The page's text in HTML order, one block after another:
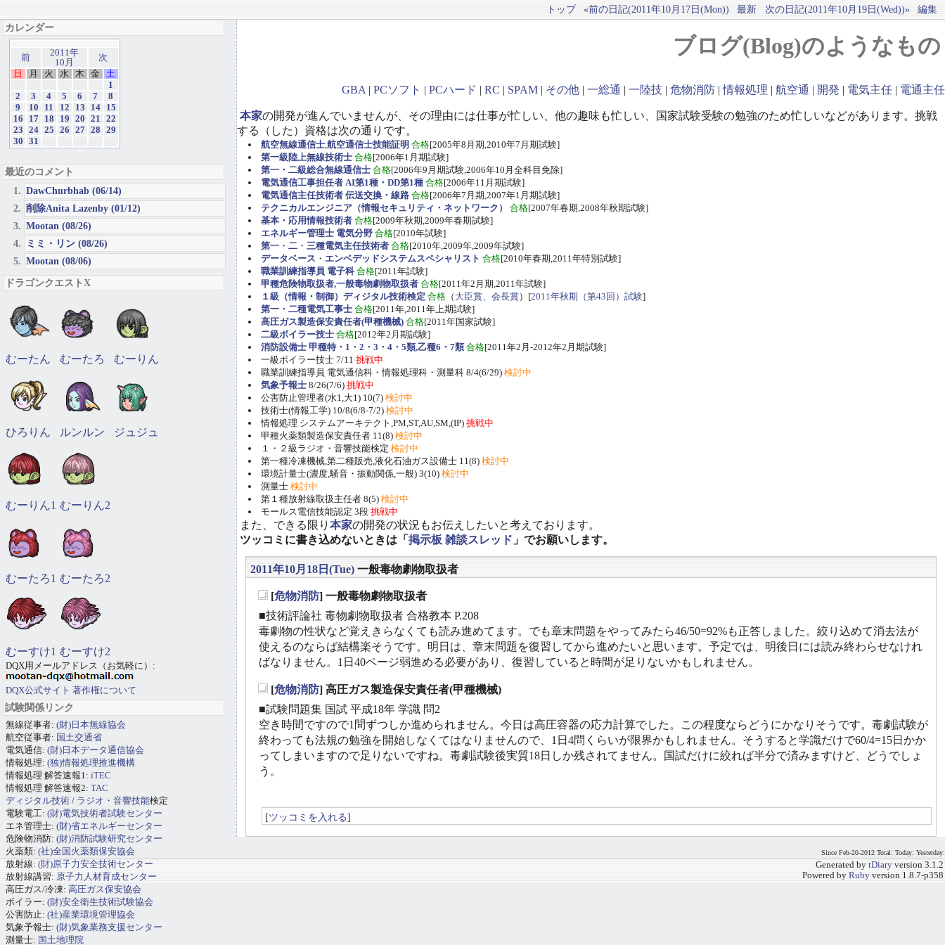
トップ «前の日記(2011年10月17日(Mon)) 最新 次の日記(2011年10月19日(Wed))» 編集
ブログ(Blog)のようなもの
GBA | PCソフト | PCハード | RC | SPAM | その他 | 一総通 | 一陸技 | 危物消防 |情報処理 | 航空通 | 開発 | 電気主任 | 電通主任
本家の開発が進んでいませんが、その理由には仕事が忙しい、他の趣味も忙しい、国家試験受験の勉強のため忙しいなどがあります。挑戦
する（した）資格は次の通りです。
航空無線通信士,航空通信士技能証明 合格[2005年8月期,2010年7月期試験]
第一級陸上無線技術士 合格[2006年1月期試験]
第一・二級総合無線通信士 合格[2006年9月期試験,2006年10月全科目免除]
電気通信工事担任者 AI第1種・DD第1種 合格[2006年11月期試験]
電気通信主任技術者 伝送交換・線路 合格[2006年7月期,2007年1月期試験]
テクニカルエンジニア（情報セキュリティ・ネットワーク）
合格[2007年春期,2008年秋期試験]
基本・応用情報技術者 合格[2009年秋期,2009年春期試験]
エネルギー管理士 電気分野 合格[2010年試験]
第一 ・ 二 ・ 三種電気主任技術者 合格[2010年,2009年,2009年試験]
データベース ・ エンベデッドシステムスペシャリスト 合格[2010年春期,2011年特別試験]
職業訓練指導員 電子科 合格[2011年試験]
甲種危険物取扱者,一般毒物劇物取扱者 合格[2011年2月期,2011年試験]
１級（情報・制御）ディジタル技術検定 合格 （ 大臣賞、会長賞）[2011年秋期（第43回）試験]
第一・二種電気工事士 合格[2011年,2011年上期試験]
高圧ガス製造保安責任者(甲種機械) 合格[2011年国家試験]
二級ボイラー技士 合格[2012年2月期試験]
消防設備士 甲種特・1・2・3・4・5類,乙種6・7類 合格[2011年2月-2012年2月期試験]
一級ボイラー技士 7/11 挑戦中
職業訓練指導員 電気通信科・情報処理科・測量科 8/4(6/29) 検討中
気象予報士 8/26(7/6) 挑戦中
公害防止管理者(水1,大1) 10(7) 検討中
技術士(情報工学) 10/8(6/8-7/2) 検討中
情報処理 システムアーキテクト,PM,ST,AU,SM,(IP) 挑戦中
甲種火薬類製造保安責任者 11(8) 検討中
１・２級ラジオ・音響技能検定 検討中
第一種冷凍機械,第二種販売,液化石油ガス設備士 11(8) 検討中
環境計量士(濃度,騒音・振動関係,一般) 3(10) 検討中
測量士 検討中
第１種放射線取扱主任者 8(5) 検討中
モールス電信技能認定 3段 挑戦中
また、できる限り 本家の開発の状況もお伝えしたいと考えております。
ツッコミに書き込めないときは「 掲示板 雑談スレッド 」でお願いします。
2011年10月18日(Tue) 一般毒物劇物取扱者
[危物消防] 一般毒物劇物取扱者
■技術評論社 毒物劇物取扱者 合格教本 P.208
毒劇物の性状など覚えきらなくても読み進めてます。でも章末問題をやってみたら46/50=92%も正答しました。絞り込めて消去法が
使えるのならば結構楽そうです。明日は、章末問題を復習してから進めたいと思います。予定では、明後日には読み終わらせなけれ
ばなりません。1日40ページ弱進める必要があり、復習していると時間が足りないかもしれません。
[危物消防] 高圧ガス製造保安責任者(甲種機械)
■試験問題集 国試 平成18年 学識 問2
空き時間ですので1問ずつしか進められません。今日は高圧容器の応力計算でした。この程度ならどうにかなりそうです。毒劇試験が
終わっても法規の勉強を開始しなくてはなりませんので、1日4問くらいが限界かもしれません。そうすると学識だけで60/4=15日かか
ってしまいますので足りないですね。毒劇試験後実質18日しか残されてません。国試だけに絞れば半分で済みますけど、どうでしょ
う。
[ツッコミを入れる]
カレンダー
前
2011年
10月
次
日
月 火 水 木 金
土
1
2
3 4 5 6 7
8
9
10 11 12 13 14
15
16
17 18 19 20 21
22
23
24 25 26 27 28
29
30
31
最近のコメント
DawChurbhab (06/14)
削除Anita Lazenby (01/12)
Mootan (08/26)
ミミ・リン (08/26)
Mootan (08/06)
ドラゴンクエストX
むーたん むーたろ むーりん
ひろりん ルンルン ジュジュ
むーりん1 むーりん2
むーたろ1 むーたろ2
むーすけ1 むーすけ2
DQX用メールアドレス（お気軽に）:
DQX公式サイト 著作権について
試験関係リンク
無線従事者: (財)日本無線協会
航空従事者: 国土交通省
電気通信: (財)日本データ通信協会
情報処理: (独)情報処理推進機構
情報処理 解答速報1: iTEC
情報処理 解答速報2: TAC
ディジタル技術 / ラジオ・音響技能検定
電験電工: (財)電気技術者試験センター
エネ管理士: (財)省エネルギーセンター
危険物消防: (財)消防試験研究センター
火薬類: (社)全国火薬類保安協会
放射線: (財)原子力安全技術センター
放射線講習: 原子力人材育成センター
高圧ガス/冷凍: 高圧ガス保安協会
ボイラー: (財)安全衛生技術試験協会
公害防止: (社)産業環境管理協会
気象予報士: (財)気象業務支援センター
測量士: 国土地理院
Since Feb-20-2012 Total: Today: Yesterday:
Generated by tDiary version 3.1.2
Powered by Ruby version 1.8.7-p358